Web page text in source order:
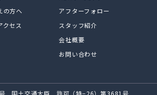
の方へ
クセス
アフターフォロー
スタッフ紹介
会社概要
お問い合わせ
国土交通大臣 許可（特−26）第3681号